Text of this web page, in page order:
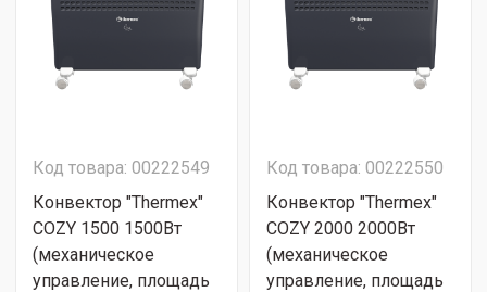
Код товара: 00222549
Конвектор "Thermex"
COZY 1500 1500Вт
(механическое
управление, площадь
Код товара: 00222550
Конвектор "Thermex"
COZY 2000 2000Вт
(механическое
управление, площадь